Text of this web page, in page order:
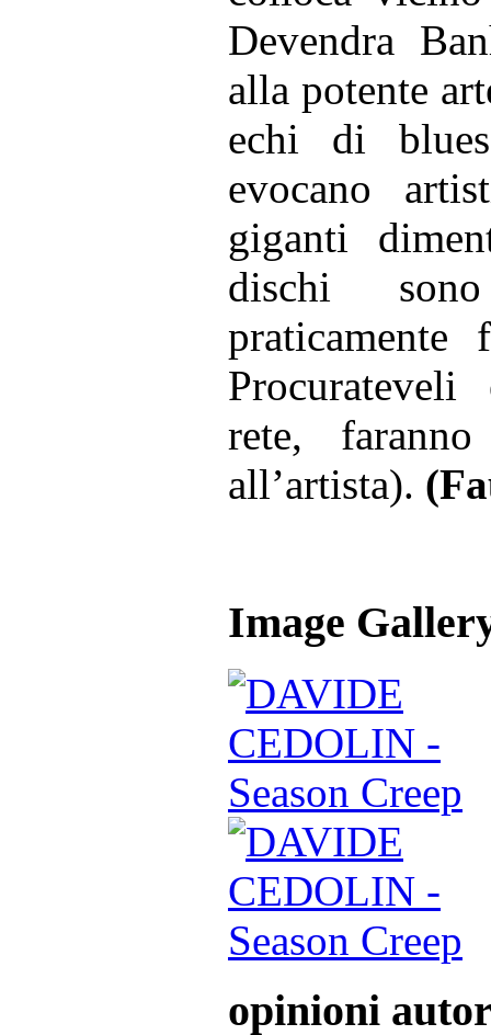
Devendra
alla potente
echi di
evocano
giganti
dischi sono
praticamente
rete,
all’artista).
Image
opinioni